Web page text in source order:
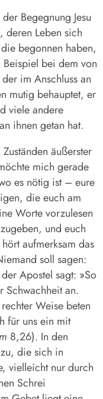
Begegnung Jesu
deren Leben sich
begonnen haben,
Beispiel bei dem von
im Anschluss an
mutig behauptet, er
viele andere
ihnen getan hat.
äußerster
mich gerade
es nötig ist – eure
die euch am
Worte vorzulesen
und euch
aufmerksam das
soll sagen:
Apostel sagt: »So
Schwachheit an.
Weise beten
für uns ein mit
8,26). In den
die sich in
vielleicht nur durch
Schrei